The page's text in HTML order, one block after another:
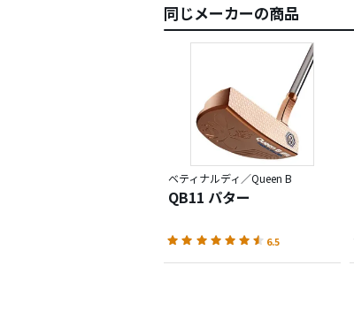
同じメーカーの商品
ベティナルディ／Queen B
QB11 パター
6.5